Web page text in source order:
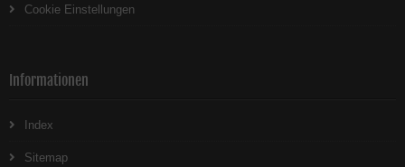
Cookie Einstellungen
Informationen
Index
Sitemap